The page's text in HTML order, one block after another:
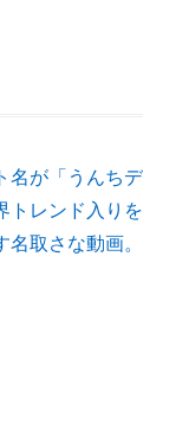
名が「うんちデ
トレンド入りを
名取さな動画。